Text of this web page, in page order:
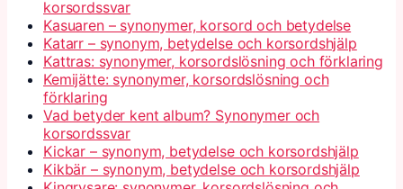
korsordssvar
Kasuaren – synonymer, korsord och betydelse
Katarr – synonym, betydelse och korsordshjälp
Kattras: synonymer, korsordslösning och förklaring
Kemijätte: synonymer, korsordslösning och
förklaring
Vad betyder kent album? Synonymer och
korsordssvar
Kickar – synonym, betydelse och korsordshjälp
Kikbär – synonym, betydelse och korsordshjälp